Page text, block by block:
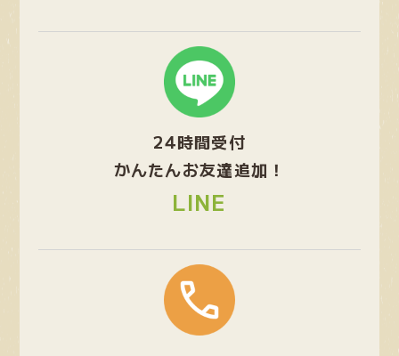
24時間受付
かんたんお友達追加！
LINE